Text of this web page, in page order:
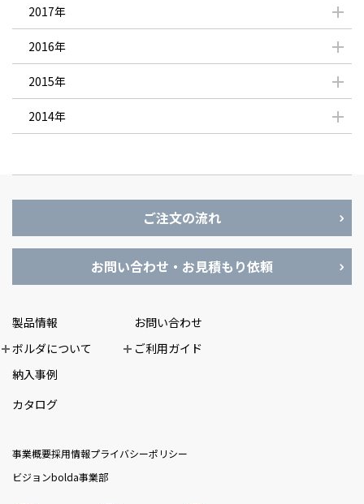
2017年
2016年
2015年
2014年
ご注文の流れ
お問い合わせ・お見積もり依頼
製品情報
ボルダについて
納入事例
カタログ
お問い合わせ
ご利用ガイド
事業概要採用情報プライバシーポリシー
ビジョンbolda事業部